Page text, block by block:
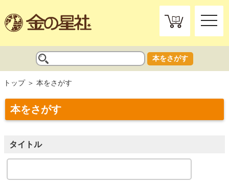
toggle
本をさがす
トップ 本をさがす
本をさがす
タイトル